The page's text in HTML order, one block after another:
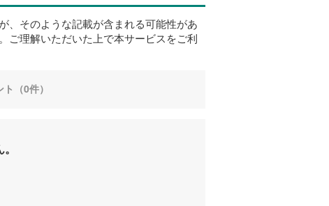
、そのような記載が含まれる可能性があ
ご理解いただいた上で本サービスをご利
ト（0件）